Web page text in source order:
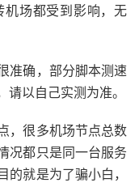
机场都受到影响，无
准确，部分脚本测速
以自己实测为准。
，很多机场节点总数
况都只是同一台服务
就是为了骗小白，